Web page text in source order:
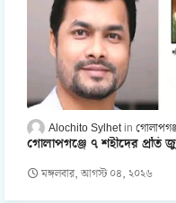
Alochito Sylhet
গোলাপগঞ্জে ৭ শহীদের প্রতি
মঙ্গলবার, আগস্ট ০৪, ২০২৬